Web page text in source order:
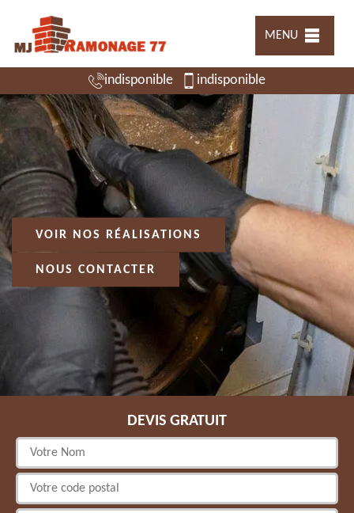
MENU
indisponible indisponible
VOIR NOS RÉALISATIONS
NOUS CONTACTER
DEVIS GRATUIT